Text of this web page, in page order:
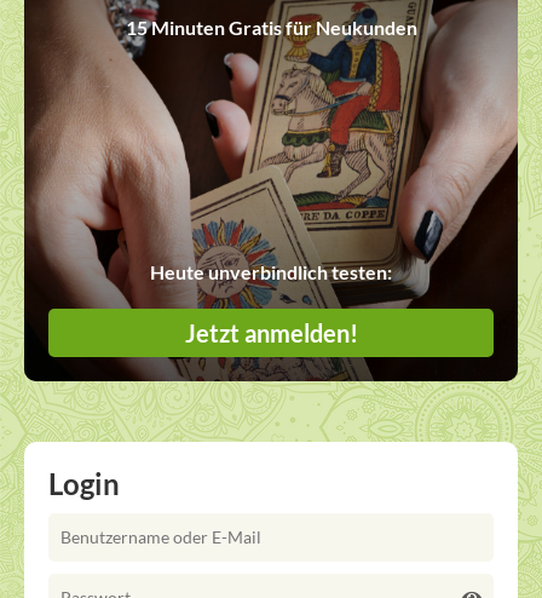
15 Minuten Gratis für Neukunden
Heute unverbindlich testen:
Jetzt anmelden!
Login